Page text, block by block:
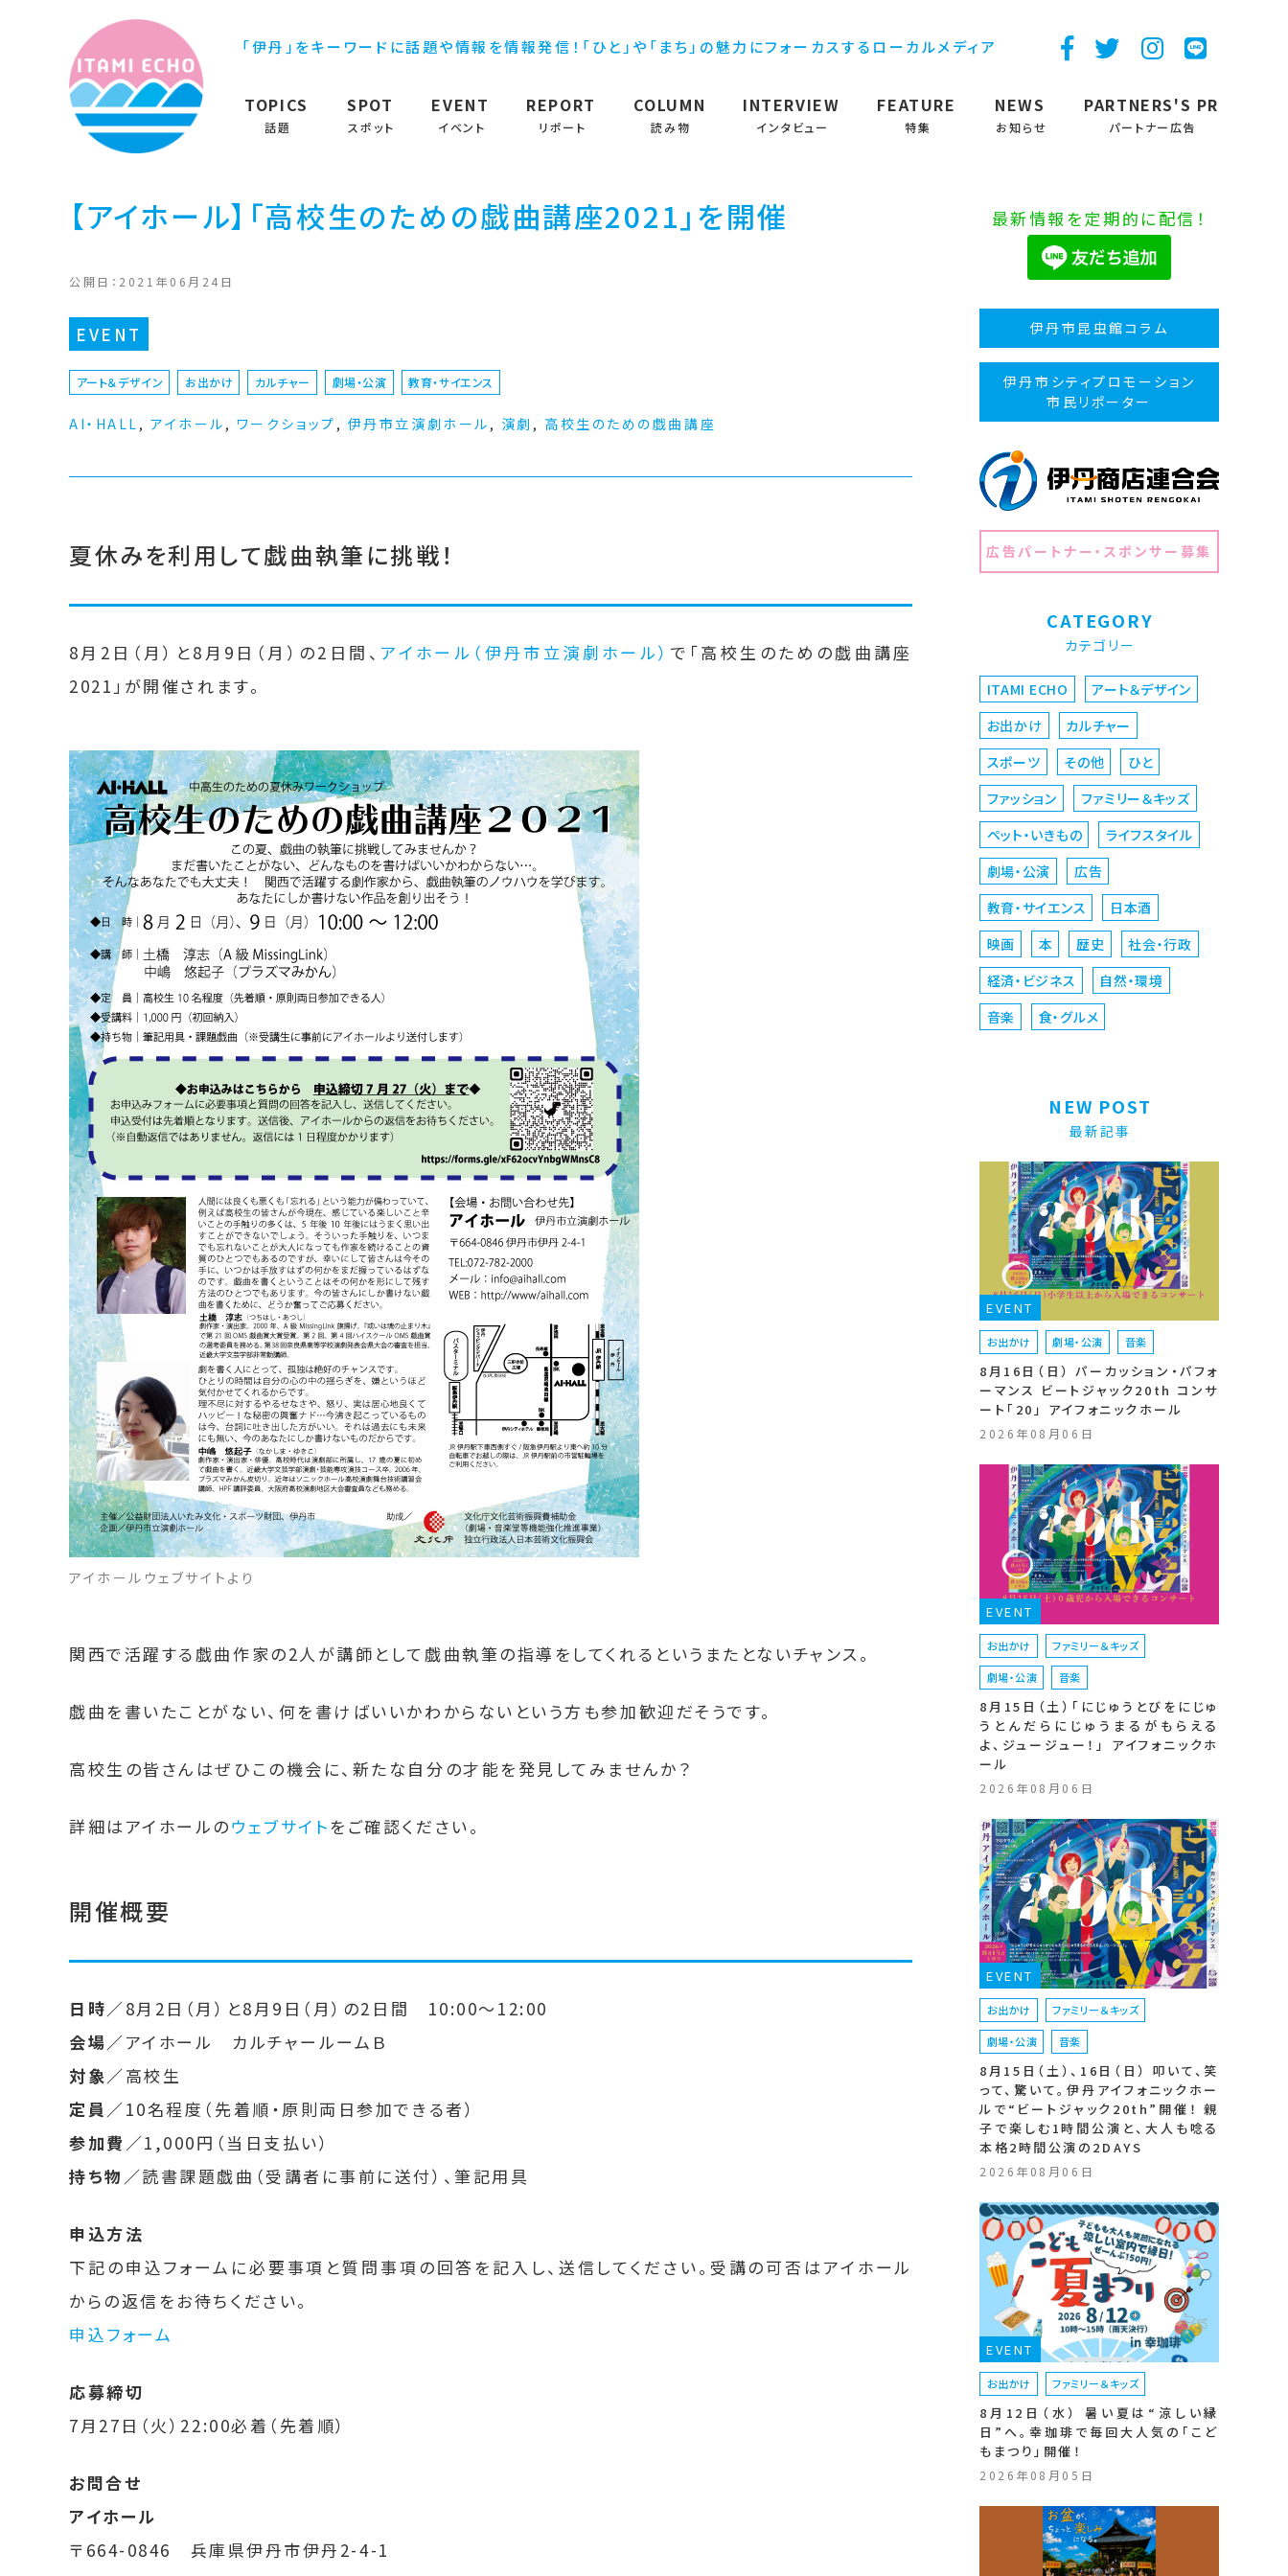
「伊丹」をキーワードに話題や情報を情報発信！「ひと」や「まち」の魅力にフォーカスするローカルメディア
TOPICS
話題
SPOT
スポット
EVENT
イベント
REPORT
リポート
COLUMN
読み物
INTERVIEW
インタビュー
FEATURE
特集
NEWS
お知らせ
PARTNERS'S PR
パートナー広告
【アイホール】「高校生のための戯曲講座2021」を開催
公開日：2021年06月24日
EVENT
アート＆デザイン お出かけ カルチャー 劇場・公演 教育・サイエンス
AI・HALL , アイホール , ワークショップ , 伊丹市立演劇ホール , 演劇 , 高校生のための戯曲講座
夏休みを利用して戯曲執筆に挑戦！
8月2日（月）と8月9日（月）の2日間、 アイホール（伊丹市立演劇ホール） で「高校生のための戯曲講座
2021」が開催されます。
アイホールウェブサイトより
関西で活躍する戯曲作家の2人が講師として戯曲執筆の指導をしてくれるというまたとないチャンス。
戯曲を書いたことがない、何を書けばいいかわからないという方も参加歓迎だそうです。
高校生の皆さんはぜひこの機会に、新たな自分の才能を発見してみませんか？
詳細はアイホールのウェブサイトをご確認ください。
開催概要
日時／8月2日（月）と8月9日（月）の2日間 10:00～12:00
会場／アイホール カルチャールームＢ
対象／高校生
定員／10名程度（先着順・原則両日参加できる者）
参加費／1,000円（当日支払い）
持ち物／読書課題戯曲（受講者に事前に送付）、筆記用具
申込方法
下記の申込フォームに必要事項と質問事項の回答を記入し、送信してください。受講の可否はアイホール
からの返信をお待ちください。
申込フォーム
応募締切
7月27日（火）22:00必着（先着順）
お問合せ
アイホール
〒664-0846 兵庫県伊丹市伊丹2-4-1
最新情報を定期的に配信！
伊丹市昆虫館コラム
伊丹市シティプロモーション
市民リポーター
広告パートナー・スポンサー募集
CATEGORY
カテゴリー
ITAMI ECHO
アート＆デザイン
お出かけ
カルチャー
スポーツ
その他
ひと
ファッション
ファミリー＆キッズ
ペット・いきもの
ライフスタイル
劇場・公演
広告
教育・サイエンス
日本酒
映画
本 歴史
社会・行政
経済・ビジネス
自然・環境
音楽
食・グルメ
NEW POST
最新記事
EVENT
お出かけ 劇場・公演 音楽
8月16日（日） パーカッション・パフォ
ーマンス ビートジャック20th コンサ
ート「20」 アイフォニックホール
2026年08月06日
EVENT
お出かけ ファミリー＆キッズ
劇場・公演 音楽
8月15日（土）「にじゅうとびをにじゅ
うとんだらにじゅうまるがもらえる
よ、ジュージュー！」 アイフォニックホ
ール
2026年08月06日
EVENT
お出かけ ファミリー＆キッズ
劇場・公演 音楽
8月15日（土）、16日（日） 叩いて、笑
って、驚いて。伊丹アイフォニックホー
ルで“ビートジャック20th”開催！ 親
子で楽しむ1時間公演と、大人も唸る
本格2時間公演の2DAYS
2026年08月06日
EVENT
お出かけ ファミリー＆キッズ
8月12日（水） 暑い夏は“涼しい縁
日”へ。幸珈琲で毎回大人気の「こど
もまつり」開催！
2026年08月05日